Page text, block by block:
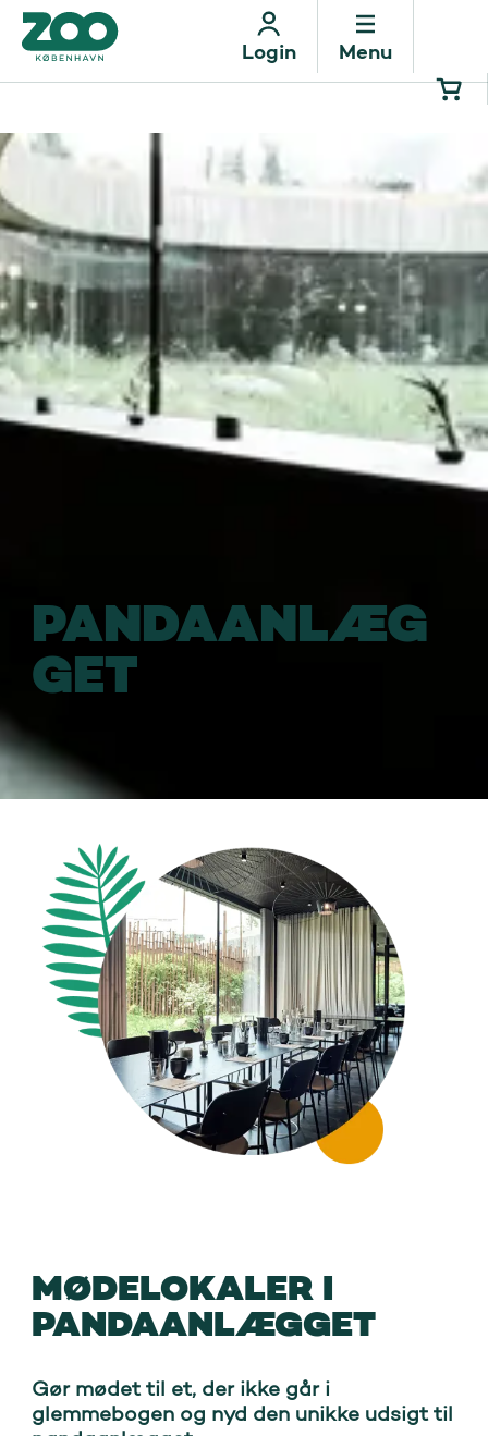
Menu
Login
PANDAANLÆG
GET
MØDELOKALER I
PANDAANLÆGGET
Gør mødet til et, der ikke går i
glemmebogen og nyd den unikke udsigt til